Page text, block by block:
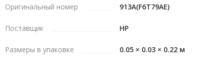
Оригинальный номер 913А(F6T79AE)
Поставщик HP
Размеры в упаковке 0.05 × 0.03 × 0.22 м